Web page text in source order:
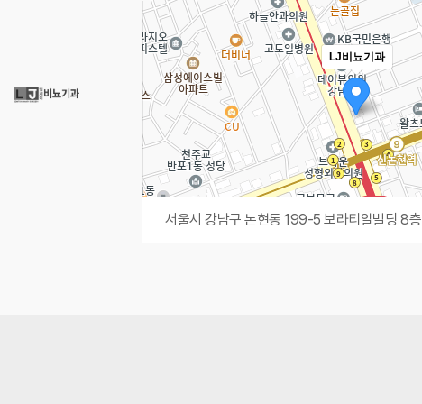
LJ비뇨기과
서울시 강남구 논현동 199-5 보라티알빌딩 8층